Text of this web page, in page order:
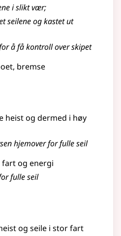
i slikt vær;
seilene og kastet ut
å få kontroll over skipet
bremse
heist og dermed i høy
hjemover for fulle seil
og energi
fulle seil
og seile i stor fart